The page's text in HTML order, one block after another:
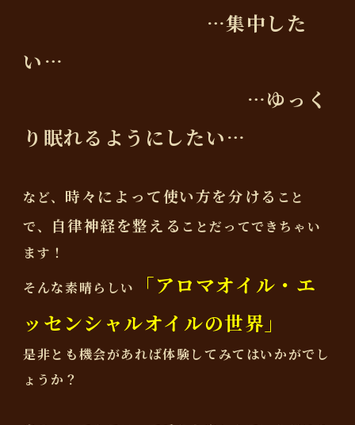
…集中した
い…
…ゆっく
り眠れるようにしたい…
など、 時々によって使い方を分ける こと
で、
自律神経を整える ことだってできちゃい
ます！
そんな素晴らしい
「アロマオイル・エ
ッセンシャルオイルの世界」
是非とも機会があれば体験してみてはいかがでし
ょうか？